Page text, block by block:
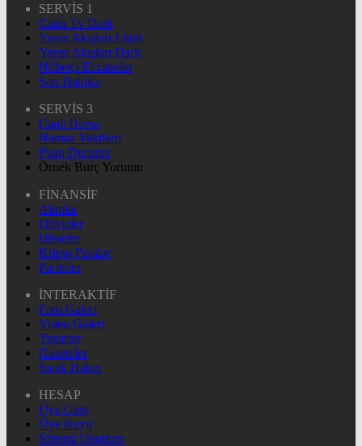
SERVİS 1
Canlı Tv Dark
Yayın Akışları Light
Yayın Akışları Dark
Nöbetçi Eczaneler
Son Dakika
SERVİS 3
Canlı Borsa
Namaz Vakitleri
Puan Durumu
Örnek Burç Yorumu
FİNANSİF
Altınlar
Dövizler
Hisseler
Kripto Paralar
Pariteler
İNTERAKTİF
Foto Galeri
Video Galeri
Yazarlar
Gazeteler
Sıcak Haber
HESAP
Üye Giriş
Üye Kayıt
Şifremi Unuttum